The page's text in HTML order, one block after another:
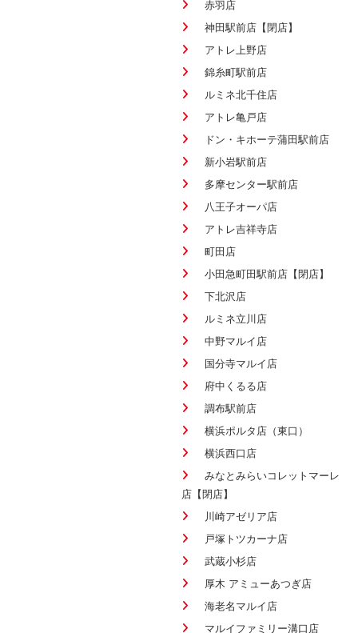
赤羽店
神田駅前店【閉店】
アトレ上野店
錦糸町駅前店
ルミネ北千住店
アトレ亀戸店
ドン・キホーテ蒲田駅前店
新小岩駅前店
多摩センター駅前店
八王子オーパ店
アトレ吉祥寺店
町田店
小田急町田駅前店【閉店】
下北沢店
ルミネ立川店
中野マルイ店
国分寺マルイ店
府中くるる店
調布駅前店
横浜ポルタ店（東口）
横浜西口店
みなとみらいコレットマーレ
店【閉店】
川崎アゼリア店
戸塚トツカーナ店
武蔵小杉店
厚木 アミューあつぎ店
海老名マルイ店
マルイファミリー溝口店